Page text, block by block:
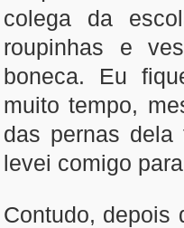
colega da
roupinhas e
boneca. Eu
muito tempo,
das pernas
levei comigo
Contudo, depois